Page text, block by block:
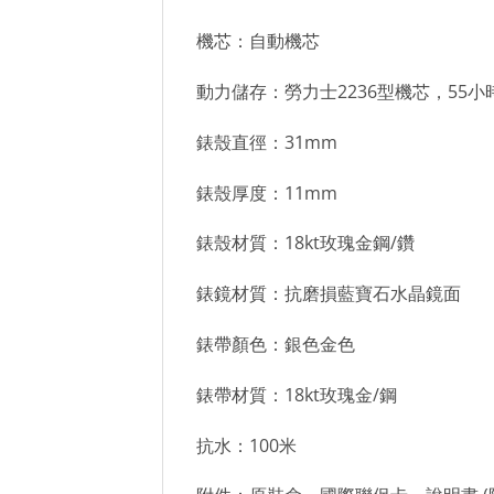
機芯：自動機芯
動力儲存：勞力士2236型機芯，55小
錶殼直徑：31mm
錶殼厚度：11mm
錶殼材質：18kt玫瑰金鋼/鑽
錶鏡材質：抗磨損藍寶石水晶鏡面
錶帶顏色：銀色金色
錶帶材質：18kt玫瑰金/鋼
抗水：100米